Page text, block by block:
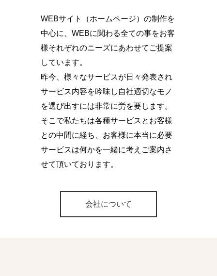
WEBサイト（ホームページ）の制作を
中心に、WEBに関わる全ての事をお客
様それぞれのニーズにあわせてご提案
しています。
昨今、様々なサービスが日々発表され
サービス内容を吟味し自社適切なモノ
を選び出すには非常に労を要します。
そこで私たちは各種サービスとお客様
との中間に経ち、お客様に本当に必要
サービスは何かを一緒に考えご案内さ
せて頂いております。
会社について